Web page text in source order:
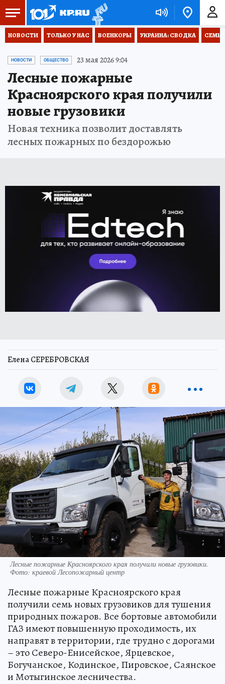
НОВОСТИ ТОЛЬКО У НАС ВОЕНКОРЫ УКРАИНА: СВОДКА
НОВОСТИ ОБЩЕСТВО 23 мая 2026 9:04
Лесные пожарные
Красноярского края получили
новые грузовики
Новая техника позволит доставлять
лесных пожарных по бездорожью
Елена СЕРЕБРОВСКАЯ
Лесные пожарные Красноярского края получили новые грузовики.
Фото: краевой Лесопожарный центр
Лесные пожарные Красноярского края
получили семь новых грузовиков для тушения
природных пожаров. Все бортовые автомобили
ГАЗ имеют повышенную проходимость, их
направят в территории, где трудно с дорогами
– это Северо-Енисейское, Ярцевское,
Богучанское, Кодинское, Пировское, Саянское
и Мотыгинское лесничества.